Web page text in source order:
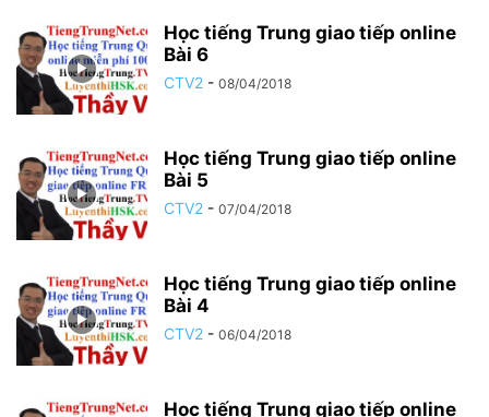
Học tiếng Trung giao tiếp online
Bài 6
CTV2 - 08/04/2018
Học tiếng Trung giao tiếp online
Bài 5
CTV2 - 07/04/2018
Học tiếng Trung giao tiếp online
Bài 4
CTV2 - 06/04/2018
Học tiếng Trung giao tiếp online